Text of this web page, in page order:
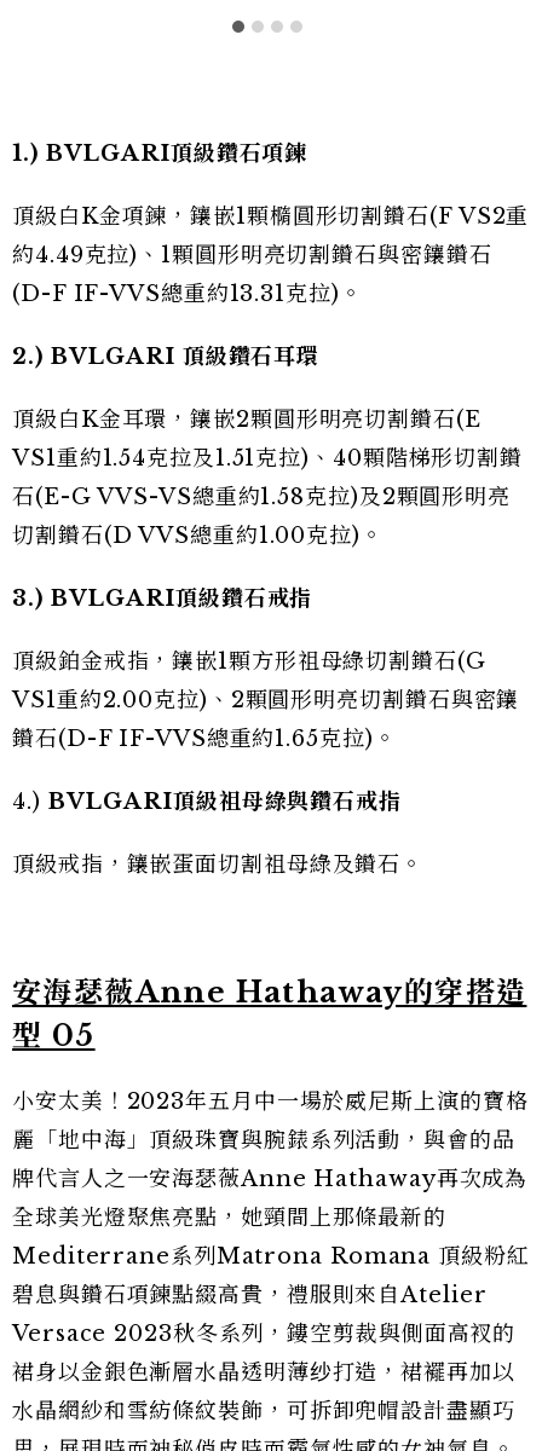
1.) BVLGARI頂級鑽石項鍊
頂級白K金項鍊，鑲嵌1顆橢圓形切割鑽石(F VS2重
約4.49克拉)、1顆圓形明亮切割鑽石與密鑲鑽石
(D-F IF-VVS總重約13.31克拉)。
2.) BVLGARI 頂級鑽石耳環
頂級白K金耳環，鑲嵌2顆圓形明亮切割鑽石(E
VS1重約1.54克拉及1.51克拉)、40顆階梯形切割鑽
石(E-G VVS-VS總重約1.58克拉)及2顆圓形明亮
切割鑽石(D VVS總重約1.00克拉)。
3.) BVLGARI頂級鑽石戒指
頂級鉑金戒指，鑲嵌1顆方形祖母綠切割鑽石(G
VS1重約2.00克拉)、2顆圓形明亮切割鑽石與密鑲
鑽石(D-F IF-VVS總重約1.65克拉)。
4.) BVLGARI頂級祖母綠與鑽石戒指
頂級戒指，鑲嵌蛋面切割祖母綠及鑽石。
安海瑟薇Anne Hathaway的穿搭造
型 05
小安太美！2023年五月中一場於威尼斯上演的寶格
麗「地中海」頂級珠寶與腕錶系列活動，與會的品
牌代言人之一安海瑟薇Anne Hathaway再次成為
全球美光燈聚焦亮點，她頸間上那條最新的
Mediterrane系列Matrona Romana 頂級粉紅
碧息與鑽石項鍊點綴高貴，禮服則來自Atelier
Versace 2023秋冬系列，鏤空剪裁與側面高衩的
裙身以金銀色漸層水晶透明薄纱打造，裙襬再加以
水晶網紗和雪紡條紋裝飾，可拆卸兜帽設計盡顯巧